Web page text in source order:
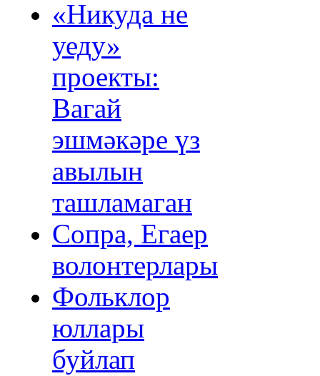
«Никуда не
уеду»
проекты:
Вагай
эшмәкәре үз
авылын
ташламаган
Сопра, Егаер
волонтерлары
Фольклор
юллары
буйлап